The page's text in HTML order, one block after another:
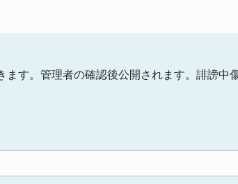
ます。管理者の確認後公開されます。誹謗中